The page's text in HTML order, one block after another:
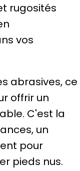
rugosités
vos
abrasives, ce
offrir un
C'est la
un
pour
pieds nus.